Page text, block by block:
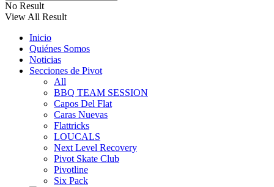
No Result
View All Result
Inicio
Quiénes Somos
Noticias
Secciones de Pivot
All
BBQ TEAM SESSION
Capos Del Flat
Caras Nuevas
Flattricks
LOUCALS
Next Level Recovery
Pivot Skate Club
Pivotline
Six Pack